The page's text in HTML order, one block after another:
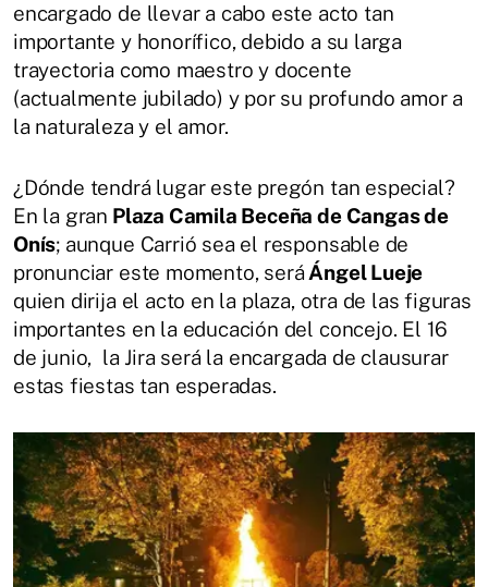
encargado de llevar a cabo este acto tan
importante y honorífico, debido a su larga
trayectoria como maestro y docente
(actualmente jubilado) y por su profundo amor a
la naturaleza y el amor.
¿Dónde tendrá lugar este pregón tan especial?
En la gran Plaza Camila Beceña de Cangas de
Onís; aunque Carrió sea el responsable de
pronunciar este momento, será Ángel Lueje
quien dirija el acto en la plaza, otra de las figuras
importantes en la educación del concejo. El 16
de junio, la Jira será la encargada de clausurar
estas fiestas tan esperadas.